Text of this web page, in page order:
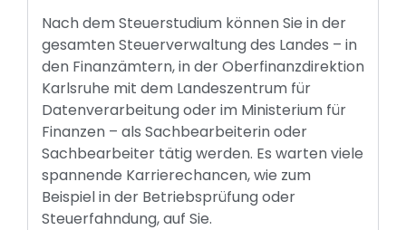
Nach dem Steuerstudium können Sie in der
gesamten Steuerverwaltung des Landes – in
den Finanzämtern, in der Oberfinanzdirektion
Karlsruhe mit dem Landeszentrum für
Datenverarbeitung oder im Ministerium für
Finanzen – als Sachbearbeiterin oder
Sachbearbeiter tätig werden. Es warten viele
spannende Karrierechancen, wie zum
Beispiel in der Betriebsprüfung oder
Steuerfahndung, auf Sie.